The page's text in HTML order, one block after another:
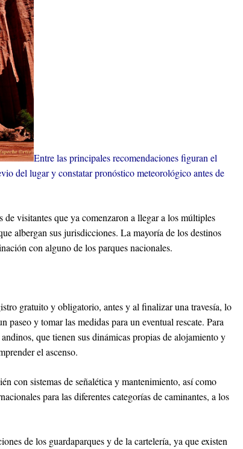
Entre las principales recomendaciones figuran el
del lugar y constatar pronóstico meteorológico antes de
visitantes que ya comenzaron a llegar a los múltiples
albergan sus jurisdicciones. La mayoría de los destinos
con alguno de los parques nacionales.
gratuito y obligatorio, antes y al finalizar una travesía, lo
paseo y tomar las medidas para un eventual rescate. Para
que tienen sus dinámicas propias de alojamiento y
el ascenso.
con sistemas de señalética y mantenimiento, así como
para las diferentes categorías de caminantes, a los
de los guardaparques y de la cartelería, ya que existen